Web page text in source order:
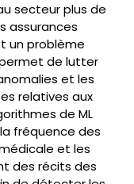
secteur plus de
assurances
un problème
de lutter
et les
relatives aux
de ML
fréquence des
et les
des récits des